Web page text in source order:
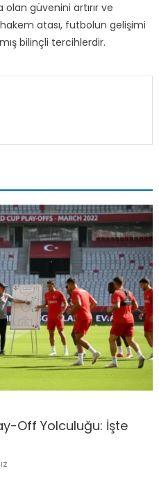
güvenini artırır ve
atası, futbolun gelişimi
bilinçli tercihlerdir.
Off Yolculuğu: İşte